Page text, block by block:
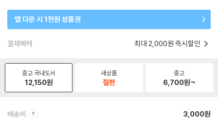
앱 다운 시 1천원 상품권
결제혜택 최대 2,000원 즉시할인
중고 국내도서
12,150원
새상품
절판
중고
6,700원~
배송비 3,000원